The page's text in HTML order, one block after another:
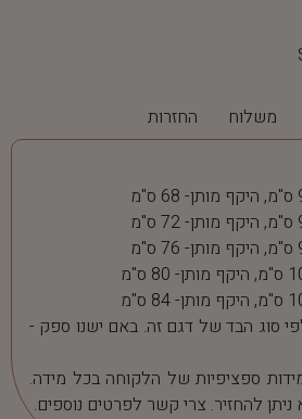
משלוח החזרות
לפי סוג הבד של דגם זה. באם ישנו ספק -
ספציפיות של הלקוחה בכל מידה.
להחזיר. צרי קשר לפרטים נוספים.